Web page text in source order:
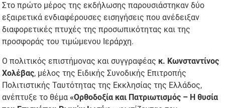
Στο πρώτο μέρος της εκδήλωσης παρουσιάστηκαν δύο
εξαιρετικά ενδιαφέρουσες εισηγήσεις που ανέδειξαν
διαφορετικές πτυχές της προσωπικότητας και της
προσφοράς του τιμώμενου Ιεράρχη.
Ο πολιτικός επιστήμονας και συγγραφέας κ. Κωνσταντίνος
Χολέβας, μέλος της Ειδικής Συνοδικής Επιτροπής
Πολιτιστικής Ταυτότητας της Εκκλησίας της Ελλάδος,
ανέπτυξε το θέμα«Ορθοδοξία και Πατριωτισμός – Η θυσία